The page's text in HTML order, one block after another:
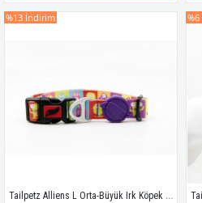
Tailpetz Alliens L Orta-Büyük Irk Köpek Boyun Tasması (Boyun 40 cm x 65 cm)
%13 İndirim %6